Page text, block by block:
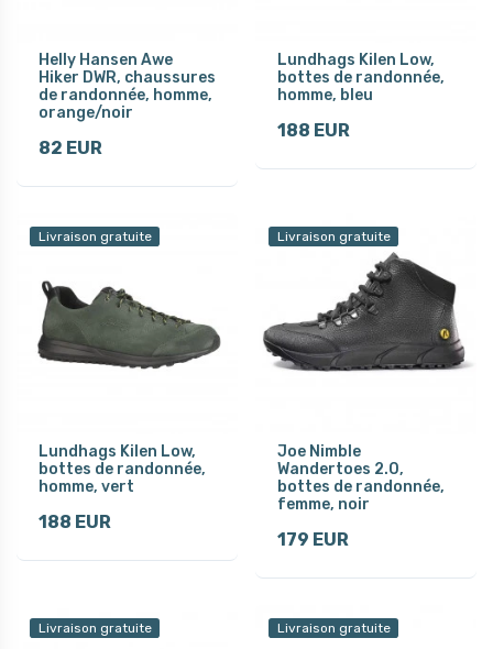
Helly Hansen Awe
Hiker DWR, chaussures
de randonnée, homme,
orange/noir
82 EUR
Lundhags Kilen Low,
bottes de randonnée,
homme, bleu
188 EUR
Livraison gratuite
Lundhags Kilen Low,
bottes de randonnée,
homme, vert
188 EUR
Livraison gratuite
Joe Nimble
Wandertoes 2.0,
bottes de randonnée,
femme, noir
179 EUR
Livraison gratuite Livraison gratuite